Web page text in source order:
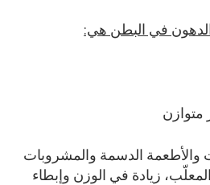
الدهون في البطن هي:
متوازن
والأطعمة الدسمة والمشروبات
زيادة في الوزن وإبطاء